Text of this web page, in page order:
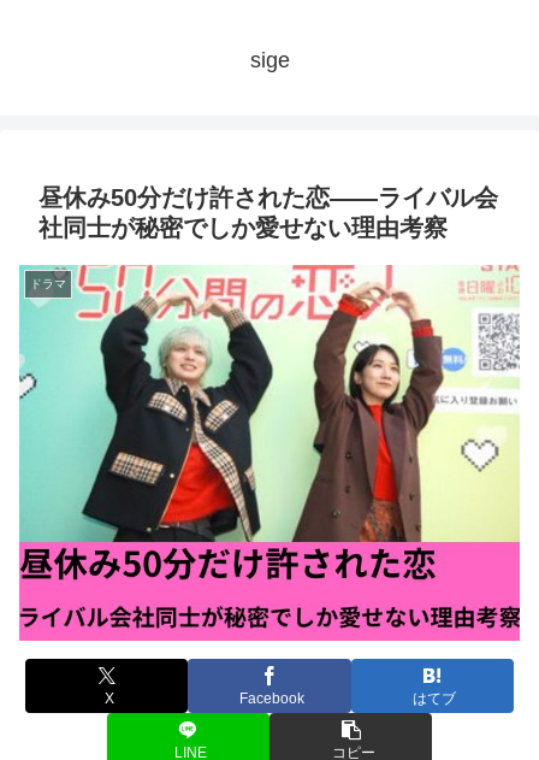
sige
昼休み50分だけ許された恋――ライバル会
社同士が秘密でしか愛せない理由考察
ドラマ
X Facebook はてブ
LINE コピー